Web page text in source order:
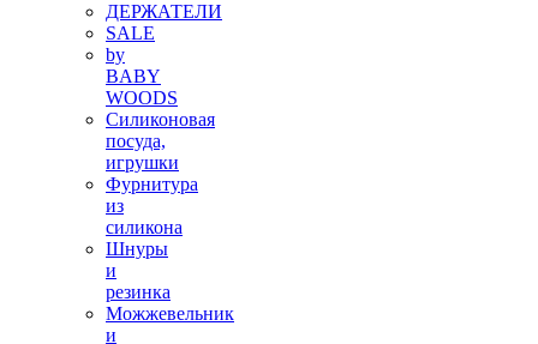
ДЕРЖАТЕЛИ
SALE
by
BABY
WOODS
Силиконовая
посуда,
игрушки
Фурнитура
из
силикона
Шнуры
и
резинка
Можжевельник
и